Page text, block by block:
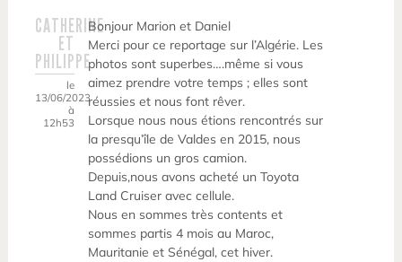
CATHERINE
ET
PHILIPPE
le
13/06/2023
à
12h53
Bonjour Marion et Daniel
Merci pour ce reportage sur l’Algérie. Les
photos sont superbes….même si vous
aimez prendre votre temps ; elles sont
réussies et nous font rêver.
Lorsque nous nous étions rencontrés sur
la presqu’île de Valdes en 2015, nous
possédions un gros camion.
Depuis,nous avons acheté un Toyota
Land Cruiser avec cellule.
Nous en sommes très contents et
sommes partis 4 mois au Maroc,
Mauritanie et Sénégal, cet hiver.